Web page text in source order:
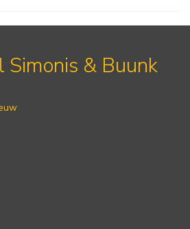
Simonis & Buunk